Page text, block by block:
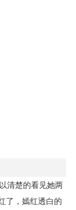
清楚的看见她两
了，嫣红透白的